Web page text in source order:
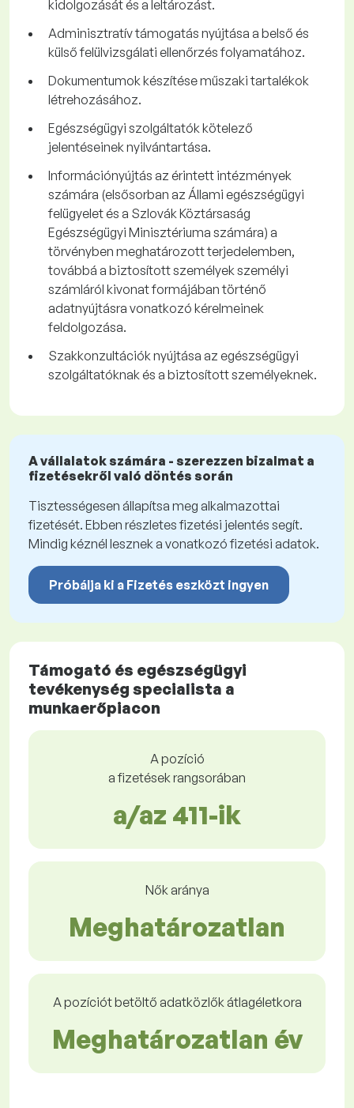
kidolgozását és a leltározást.
Adminisztratív támogatás nyújtása a belső és
külső felülvizsgálati ellenőrzés folyamatához.
Dokumentumok készítése műszaki tartalékok
létrehozásához.
Egészségügyi szolgáltatók kötelező
jelentéseinek nyilvántartása.
Információnyújtás az érintett intézmények
számára (elsősorban az Állami egészségügyi
felügyelet és a Szlovák Köztársaság
Egészségügyi Minisztériuma számára) a
törvényben meghatározott terjedelemben,
továbbá a biztosított személyek személyi
számláról kivonat formájában történő
adatnyújtásra vonatkozó kérelmeinek
feldolgozása.
Szakkonzultációk nyújtása az egészségügyi
szolgáltatóknak és a biztosított személyeknek.
A vállalatok számára - szerezzen bizalmat a
fizetésekről való döntés során
Tisztességesen állapítsa meg alkalmazottai
fizetését. Ebben részletes fizetési jelentés segít.
Mindig kéznél lesznek a vonatkozó fizetési adatok.
Próbálja ki a Fizetés eszközt ingyen
Támogató és egészségügyi
tevékenység specialista a
munkaerőpiacon
A pozíció
a fizetések rangsorában
a/az 411-ik
Nők aránya
Meghatározatlan
A pozíciót betöltő adatközlők átlagéletkora
Meghatározatlan év